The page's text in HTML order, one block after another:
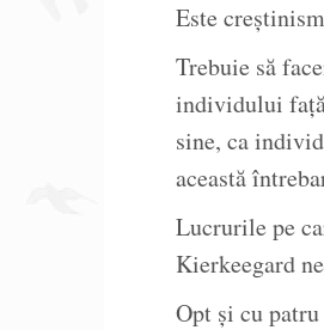
Este
Trebuie să
individului
sine, ca
această
Lucrurile pe
Kierkeegard
Opt și cu